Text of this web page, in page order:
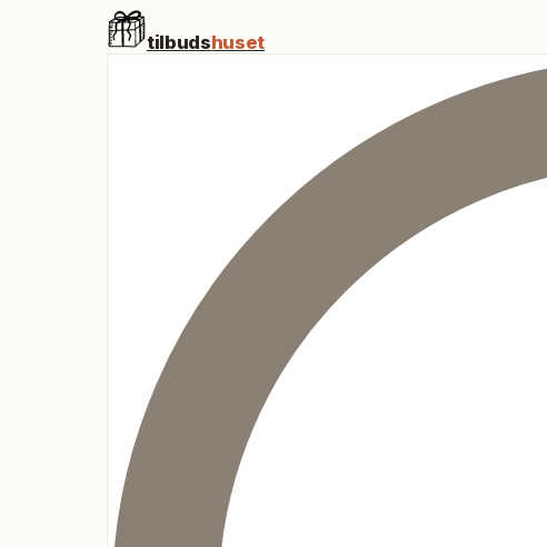
tilbudshuset